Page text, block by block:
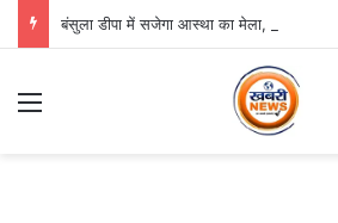
बंसुला डीपा में सजेगा आस्था का मेला, श्री